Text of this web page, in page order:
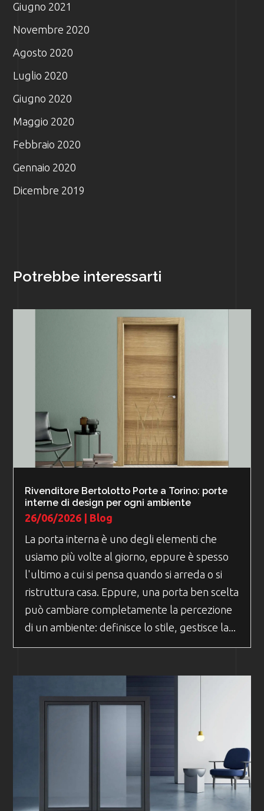
Giugno 2021
Novembre 2020
Agosto 2020
Luglio 2020
Giugno 2020
Maggio 2020
Febbraio 2020
Gennaio 2020
Dicembre 2019
Potrebbe interessarti
Rivenditore Bertolotto Porte a Torino: porte
interne di design per ogni ambiente
26/06/2026
Blog
La porta interna è uno degli elementi che
usiamo più volte al giorno, eppure è spesso
l'ultimo a cui si pensa quando si arreda o si
ristruttura casa. Eppure, una porta ben scelta
può cambiare completamente la percezione
di un ambiente: definisce lo stile, gestisce la...